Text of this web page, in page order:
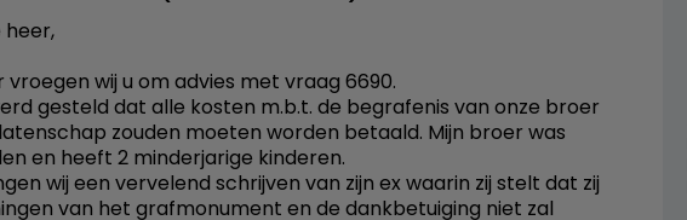
vroegen wij u om advies met vraag 6690.
gesteld dat alle kosten m.b.t. de begrafenis van onze broer
zouden moeten worden betaald. Mijn broer was
en heeft 2 minderjarige kinderen.
wij een vervelend schrijven van zijn ex waarin zij stelt dat zij
van het grafmonument en de dankbetuiging niet zal